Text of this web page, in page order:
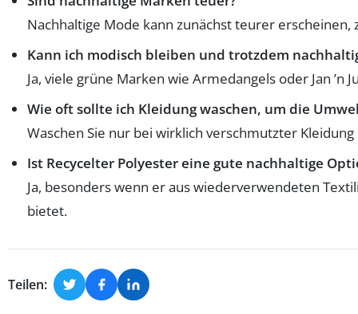
Nachhaltige Mode kann zunächst teurer
Kann ich modisch bleiben und trotzdem
Ja, viele grüne Marken wie Armedangels oder Jan
Wie oft sollte ich Kleidung waschen, um die
Waschen Sie nur bei wirklich verschmutzter
Ist Recycelter Polyester eine gute nachhaltige
Ja, besonders wenn er aus wiederverwendeten
bietet.
Teilen: